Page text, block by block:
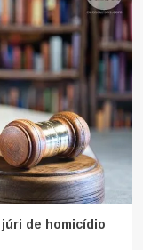
de homicídio